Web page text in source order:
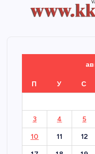
П У С
3 4 5
10 11 12